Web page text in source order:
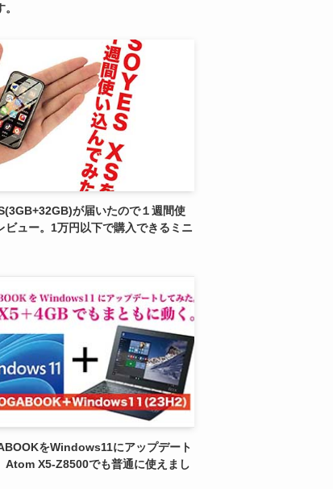
が届いたので１週間使
ビュー。1万円以下で購入できるミニ
をWindows11にアップデート
Atom X5-Z8500でも普通に使えまし